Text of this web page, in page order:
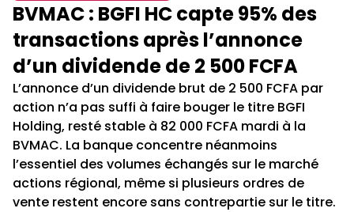
BVMAC : BGFI HC capte 95% des
transactions après l’annonce
d’un dividende de 2 500 FCFA
L’annonce d’un dividende brut de 2 500 FCFA par
action n’a pas suffi à faire bouger le titre BGFI
Holding, resté stable à 82 000 FCFA mardi à la
BVMAC. La banque concentre néanmoins
l’essentiel des volumes échangés sur le marché
actions régional, même si plusieurs ordres de
vente restent encore sans contrepartie sur le titre.